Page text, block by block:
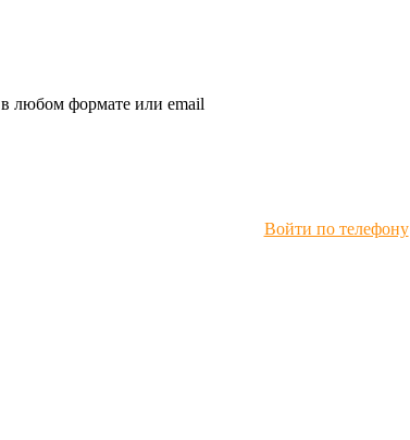
любом формате или email
Войти по телефону